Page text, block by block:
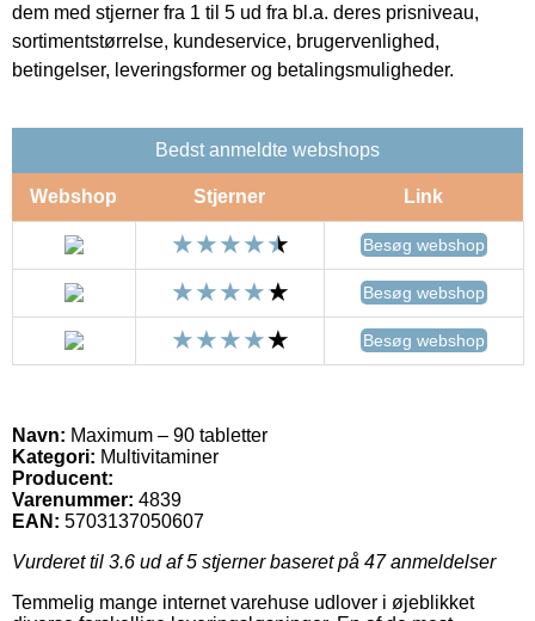
dem med stjerner fra 1 til 5 ud fra bl.a. deres prisniveau,
sortimentstørrelse, kundeservice, brugervenlighed,
betingelser, leveringsformer og betalingsmuligheder.
Bedst anmeldte webshops
Webshop Stjerner Link
Besøg webshop
Besøg webshop
Besøg webshop
Navn: Maximum – 90 tabletter
Kategori: Multivitaminer
Producent:
Varenummer: 4839
EAN: 5703137050607
Vurderet til 3.6 ud af 5 stjerner baseret på 47anmeldelser
Temmelig mange internet varehuse udlover i øjeblikket